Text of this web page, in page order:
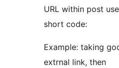
URL within post
short code:
Example: taking
extrnal link, then